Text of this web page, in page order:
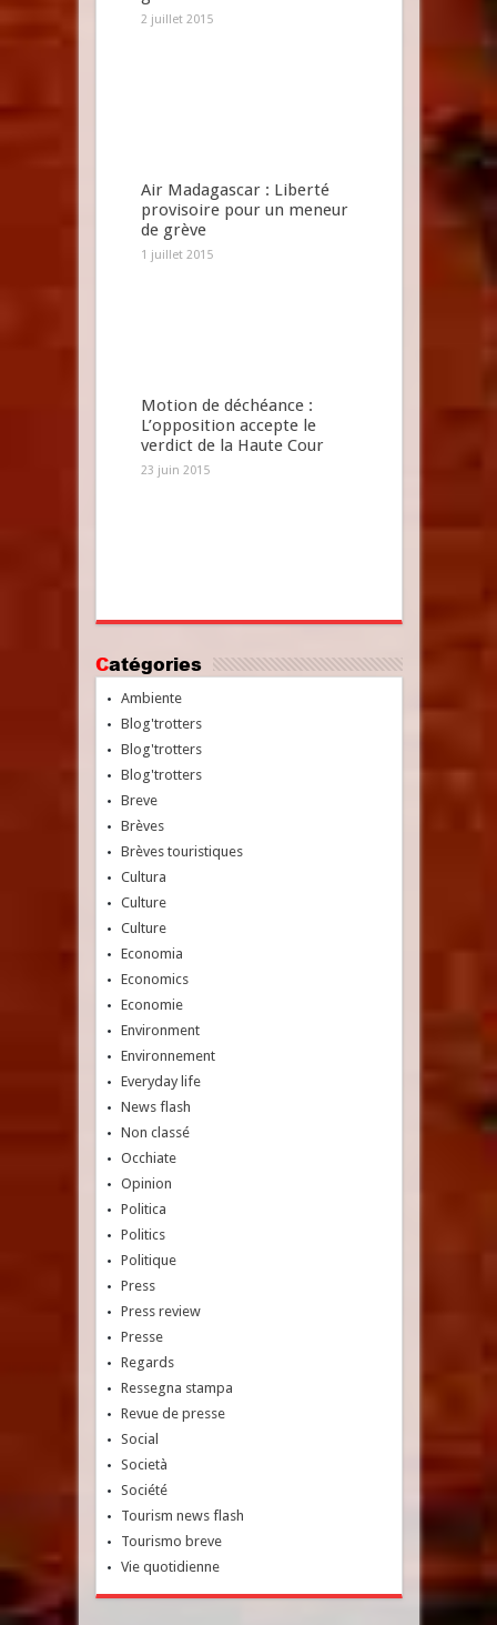
2 juillet 2015
Air Madagascar : Liberté
provisoire pour un meneur
de grève
1 juillet 2015
Motion de déchéance :
L’opposition accepte le
verdict de la Haute Cour
23 juin 2015
Catégories
Ambiente
Blog'trotters
Blog'trotters
Blog'trotters
Breve
Brèves
Brèves touristiques
Cultura
Culture
Culture
Economia
Economics
Economie
Environment
Environnement
Everyday life
News flash
Non classé
Occhiate
Opinion
Politica
Politics
Politique
Press
Press review
Presse
Regards
Ressegna stampa
Revue de presse
Social
Società
Société
Tourism news flash
Tourismo breve
Vie quotidienne